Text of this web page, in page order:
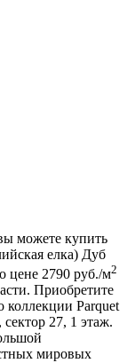
можете купить
елка) Дуб
цене 2790 руб./м2
Приобретите
коллекции Parquet
27, 1 этаж.
мировых